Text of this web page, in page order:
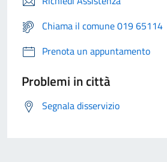
Chiama il comune 019 65114
Prenota un appuntamento
Problemi in città
Segnala disservizio